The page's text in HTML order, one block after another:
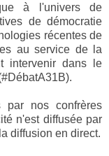
à l'univers de
de démocratie
récentes de
au service de la
intervenir dans le
par nos confrères
n'est diffusée par
diffusion en direct.